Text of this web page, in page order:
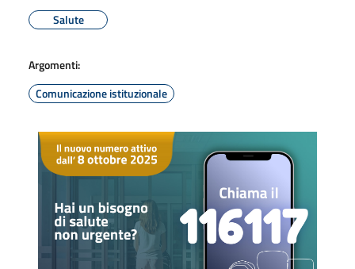
Salute
Argomenti:
Comunicazione istituzionale